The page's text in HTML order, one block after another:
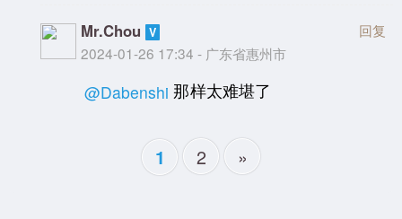
Mr.Chou
2024-01-26 17:34 - 广东省惠州市
回复
@Dabenshi 那样太难堪了
1 2 »